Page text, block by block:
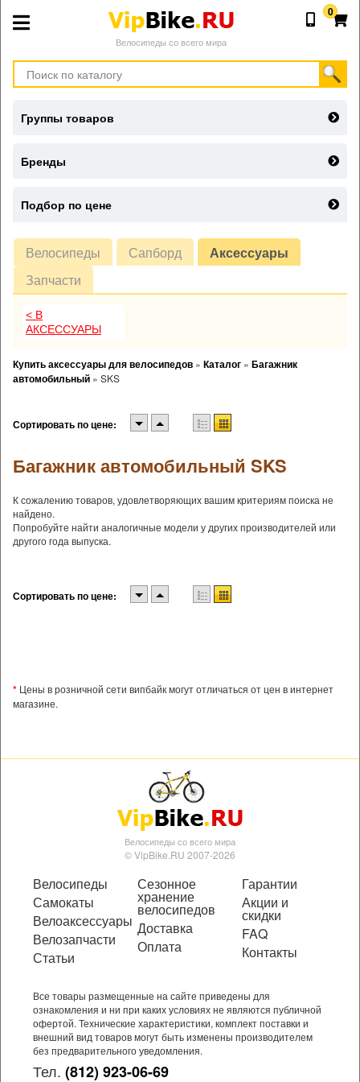
Велосипеды со всего мира
0
Велосипеды Сапборд
Аксессуары
Запчасти
< В
АКСЕССУАРЫ
Купить аксессуары для велосипедов » Каталог » Багажник
автомобильный » SKS
Сортировать по цене:
Багажник автомобильный SKS
К сожалению товаров, удовлетворяющих вашим критериям поиска не
найдено.
Попробуйте найти аналогичные модели у других производителей или
другого года выпуска.
Сортировать по цене:
* Цены в розничной сети випбайк могут отличаться от цен в интернет
магазине.
Группы товаров
Бренды
Подбор по цене
Велосипеды со всего мира
© VipBike.RU 2007-2026
Велосипеды
Самокаты
Велоаксессуары
Велозапчасти
Статьи
Сезонное
хранение
велосипедов
Доставка
Оплата
Гарантии
Акции и
скидки
FAQ
Контакты
Все товары размещенные на сайте приведены для
ознакомления и ни при каких условиях не являются публичной
офертой. Технические характеристики, комплект поставки и
внешний вид товаров могут быть изменены производителем
без предварительного уведомления.
Тел. (812) 923-06-69